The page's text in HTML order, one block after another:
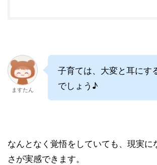
ますたん
子育ては、大変と耳にす
でしょう♪
なんとなく覚悟をしていても、現実に
さが実感できます。